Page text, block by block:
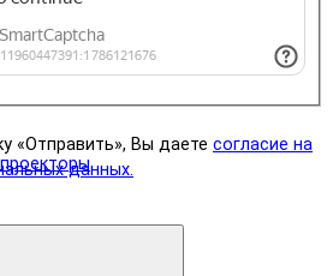
«Отправить», Вы даете согласие на
данных.